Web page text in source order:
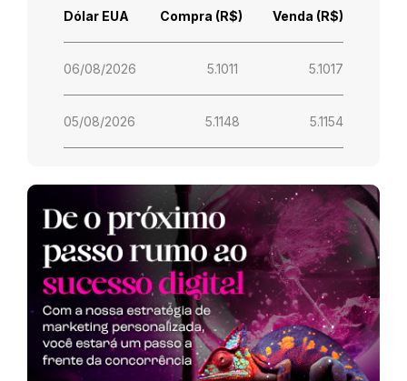
Dólar EUA Compra (R$) Venda (R$)
06/08/2026 5.1011 5.1017
05/08/2026 5.1148 5.1154